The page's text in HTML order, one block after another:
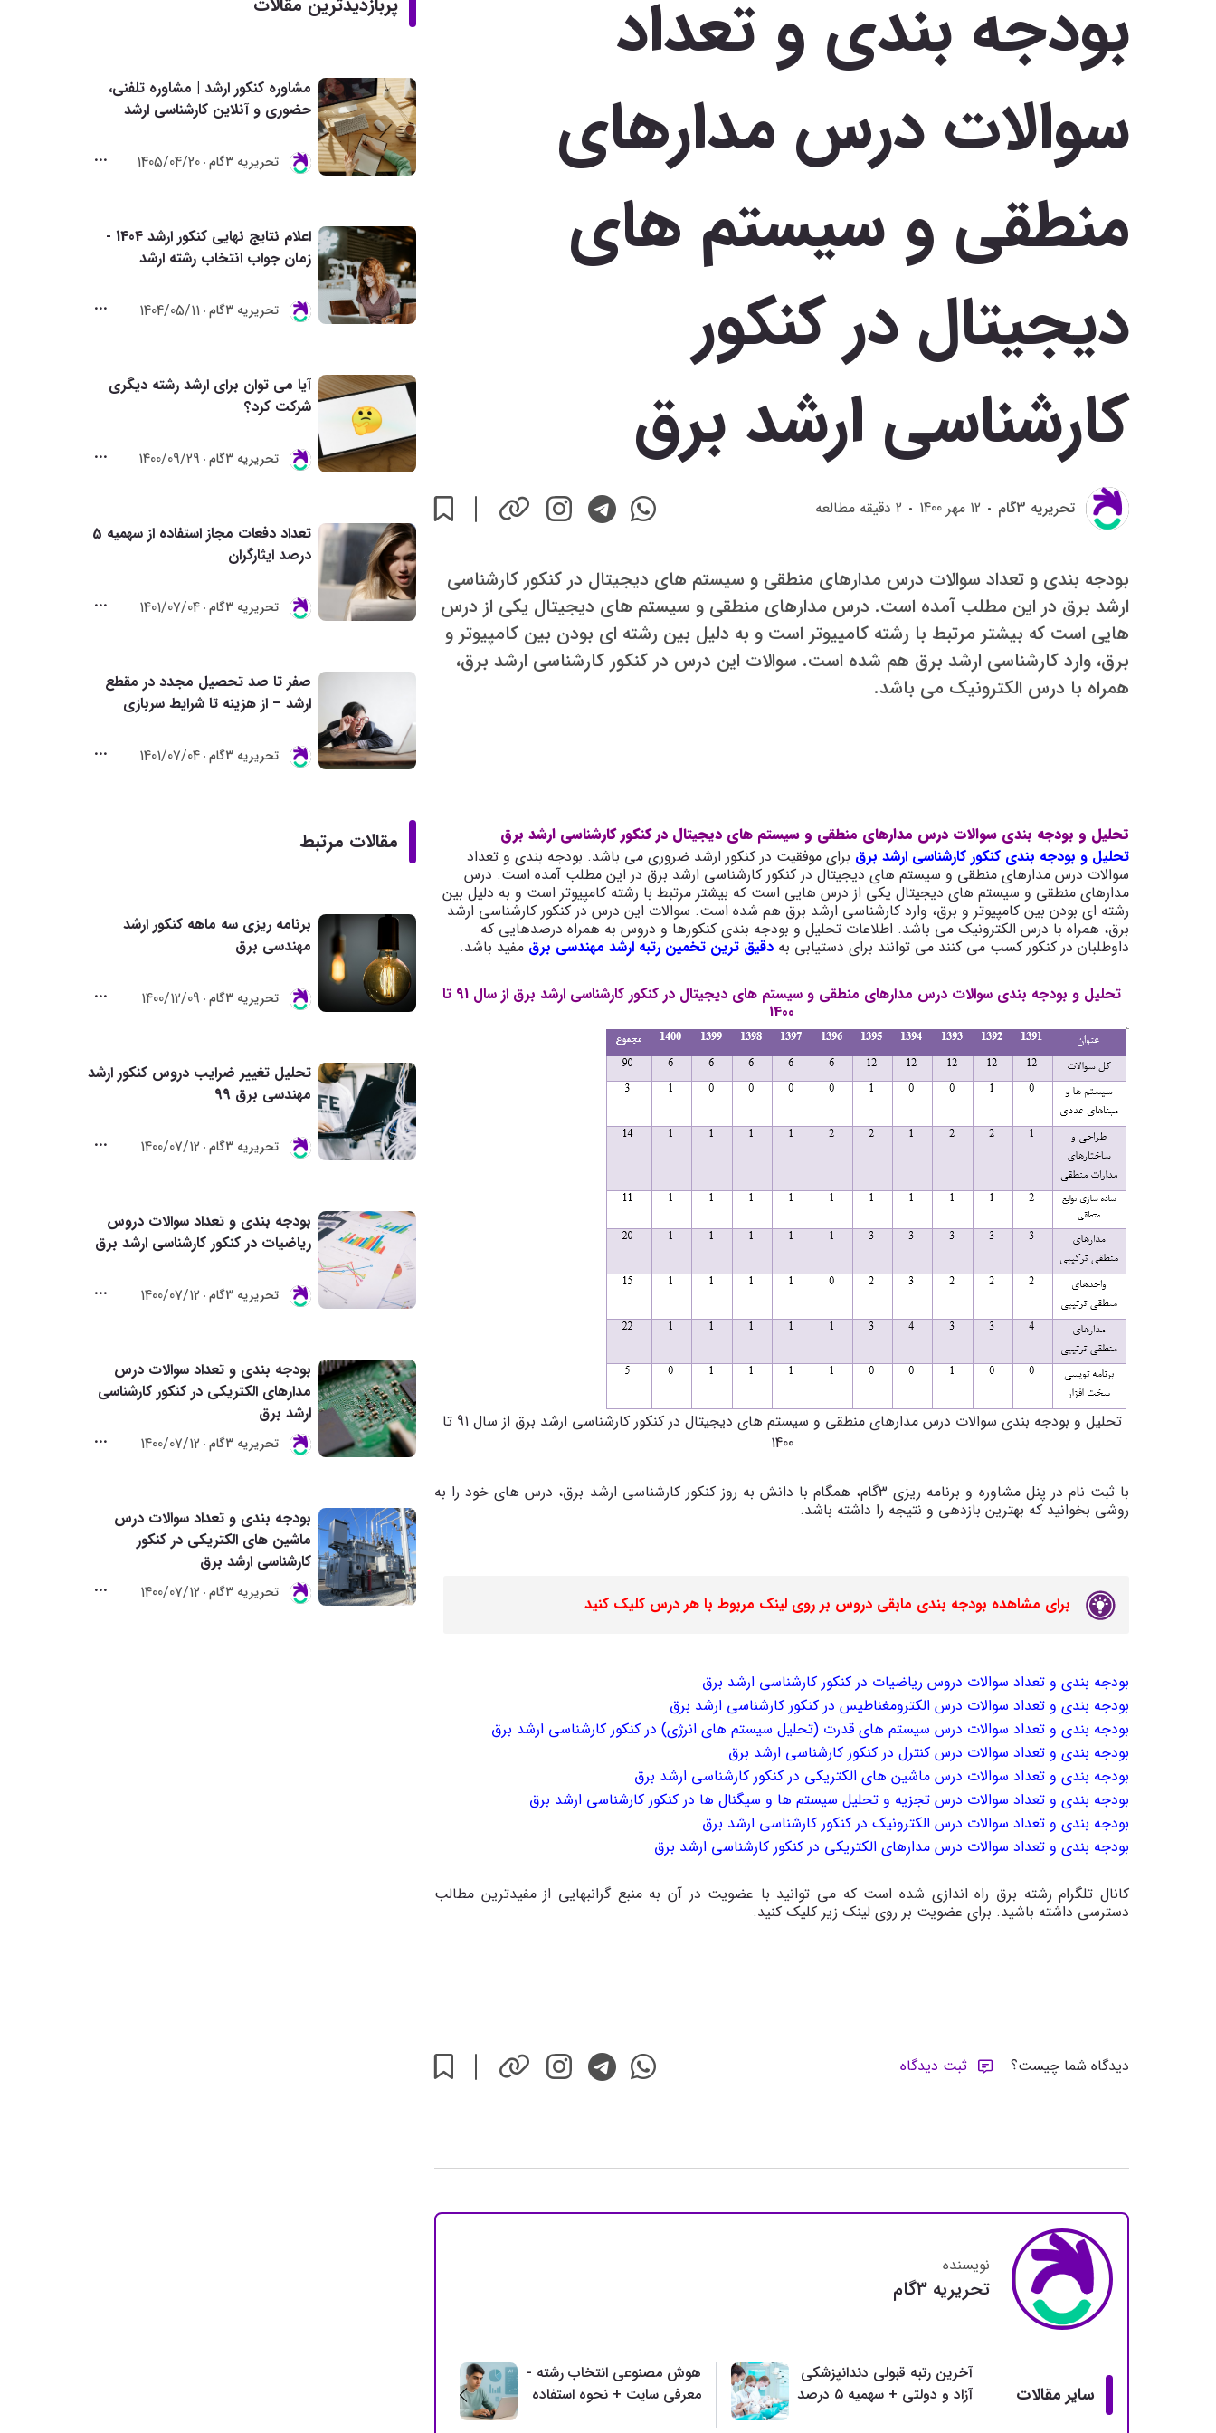
بودجه بندی و تعداد
سوالات درس مدارهای
منطقی و سیستم های
دیجیتال در کنکور
کارشناسی ارشد برق
تحريريه 3گام 12 مهر 1400 2 دقیقه مطالعه
بودجه بندی و تعداد سوالات درس مدارهای منطقی و سیستم های دیجیتال در کنکور کارشناسی
ارشد برق در این مطلب آمده است. درس مدارهای منطقی و سیستم های دیجیتال یکی از درس
هایی است که بیشتر مرتبط با رشته کامپیوتر است و به دلیل بین رشته ای بودن بین کامپیوتر و
برق، وارد کارشناسی ارشد برق هم شده است. سوالات این درس در کنکور کارشناسی ارشد برق،
همراه با درس الکترونیک می باشد.
تحلیل و بودجه بندی سوالات درس مدارهای منطقی و سیستم های دیجیتال در کنکور کارشناسی ارشد برق
تحلیل و بودجه بندی کنکور کارشناسی ارشد برق برای موفقیت در کنکور ارشد ضروری می باشد. بودجه بندی و تعداد
سوالات درس مدارهای منطقی و سیستم های دیجیتال در کنکور کارشناسی ارشد برق در این مطلب آمده است. درس
مدارهای منطقی و سیستم های دیجیتال یکی از درس هایی است که بیشتر مرتبط با رشته کامپیوتر است و به دلیل بین
رشته ای بودن بین کامپیوتر و برق، وارد کارشناسی ارشد برق هم شده است. سوالات این درس در کنکور کارشناسی ارشد
برق، همراه با درس الکترونیک می باشد. اطلاعات تحلیل و بودجه بندی کنکورها و دروس به همراه درصدهایی که
داوطلبان در کنکور کسب می کنند می توانند برای دستیابی به دقیق ترین تخمین رتبه ارشد مهندسی برق مفید باشد.
تحلیل و بودجه بندی سوالات درس مدارهای منطقی و سیستم های دیجیتال در کنکور کارشناسی ارشد برق از سال 91 تا
1400
تحلیل و بودجه بندی سوالات درس مدارهای منطقی و سیستم های دیجیتال در کنکور کارشناسی ارشد برق از سال 91 تا
1400
با ثبت نام در پنل مشاوره و برنامه ریزی 3گام، همگام با دانش به روز کنکور کارشناسی ارشد برق، درس های خود را به
روشی بخوانید که بهترین بازدهی و نتیجه را داشته باشد.
برای مشاهده بودجه بندی مابقی دروس بر روی لینک مربوط با هر درس کلیک کنید
بودجه بندی و تعداد سوالات دروس ریاضیات در کنکور کارشناسی ارشد برق
بودجه بندی و تعداد سوالات درس الکترومغناطیس در کنکور کارشناسی ارشد برق
بودجه بندی و تعداد سوالات درس سیستم های قدرت (تحلیل سیستم های انرژی) در کنکور کارشناسی ارشد برق
بودجه بندی و تعداد سوالات درس کنترل در کنکور کارشناسی ارشد برق
بودجه بندی و تعداد سوالات درس ماشین های الکتریکی در کنکور کارشناسی ارشد برق
بودجه بندی و تعداد سوالات درس تجزیه و تحلیل سیستم ها و سیگنال ها در کنکور کارشناسی ارشد برق
بودجه بندی و تعداد سوالات درس الکترونیک در کنکور کارشناسی ارشد برق
بودجه بندی و تعداد سوالات درس مدارهای الکتریکی در کنکور کارشناسی ارشد برق
کانال تلگرام رشته برق راه اندازی شده است که می توانید با عضویت در آن به منبع گرانبهایی از مفیدترین مطالب
دسترسی داشته باشید. برای عضویت بر روی لینک زیر کلیک کنید.
دیدگاه شما چیست؟ ثبت دیدگاه
نویسنده
تحريريه 3گام
سایر مقالات
آخرین رتبه قبولی دندانپزشکی
آزاد و دولتی + سهمیه 5 درصد
هوش مصنوعی انتخاب رشته -
معرفی سایت + نحوه استفاده
مشاوره کنکور ارشد | مشاوره تلفنی،
حضوری و آنلاین کارشناسی ارشد
تحريريه 3گام 1405/04/20
اعلام نتایج نهایی کنکور ارشد 1404 -
زمان جواب انتخاب رشته ارشد
تحريريه 3گام 1404/05/11
آیا می توان برای ارشد رشته دیگری
شرکت کرد؟
تحريريه 3گام 1400/09/29
تعداد دفعات مجاز استفاده از سهمیه 5
درصد ایثارگران
تحريريه 3گام 1401/07/04
صفر تا صد تحصیل مجدد در مقطع
ارشد – از هزینه تا شرایط سربازی
تحريريه 3گام 1401/07/04
مقالات مرتبط
برنامه ریزی سه ماهه کنکور ارشد
مهندسی برق
تحريريه 3گام 1400/12/09
تحلیل تغییر ضرایب دروس کنکور ارشد
مهندسی برق 99
تحريريه 3گام 1400/07/12
بودجه بندی و تعداد سوالات دروس
ریاضیات در کنکور کارشناسی ارشد برق
تحريريه 3گام 1400/07/12
بودجه بندی و تعداد سوالات درس
مدارهای الکتریکی در کنکور کارشناسی
ارشد برق
تحريريه 3گام 1400/07/12
بودجه بندی و تعداد سوالات درس
ماشین های الکتریکی در کنکور
کارشناسی ارشد برق
تحريريه 3گام 1400/07/12